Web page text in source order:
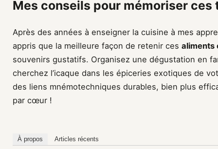
Mes conseils pour mémoriser ces
Après des années à enseigner la cuisine à mes
appris que la meilleure façon de retenir ces aliments
souvenirs gustatifs. Organisez une dégustation en
cherchez l’icaque dans les épiceries exotiques de
des liens mnémotechniques durables, bien plus
par cœur !
À propos Articles récents